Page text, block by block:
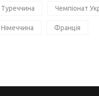
Туреччина Чемпіонат
Німеччина Франція